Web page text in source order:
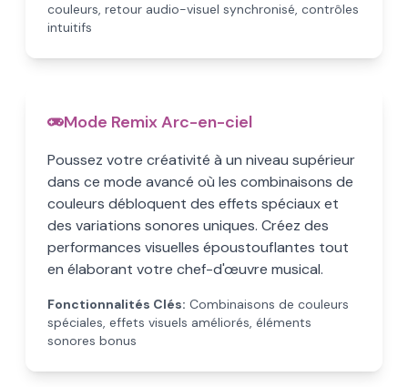
couleurs, retour audio-visuel synchronisé, contrôles
intuitifs
Mode Remix Arc-en-ciel
Poussez votre créativité à un niveau supérieur
dans ce mode avancé où les combinaisons de
couleurs débloquent des effets spéciaux et
des variations sonores uniques. Créez des
performances visuelles époustouflantes tout
en élaborant votre chef-d'œuvre musical.
Fonctionnalités Clés: Combinaisons de couleurs
spéciales, effets visuels améliorés, éléments
sonores bonus